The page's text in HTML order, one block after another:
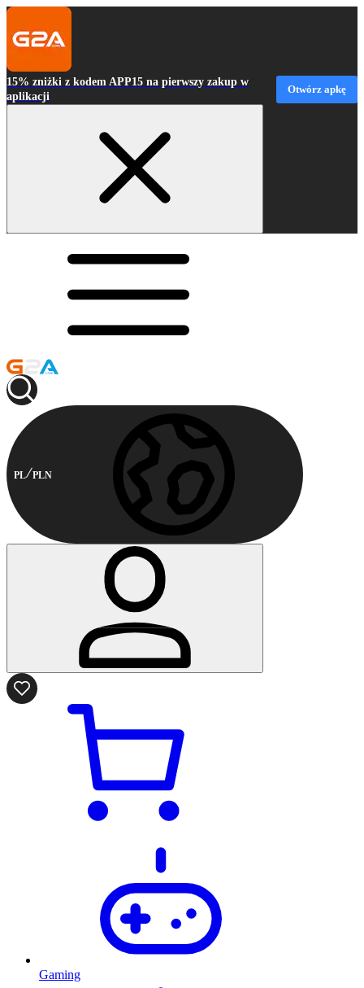
15% zniżki z kodem APP15 na pierwszy zakup w
aplikacji
Otwórz apkę
PL PLN
Gaming